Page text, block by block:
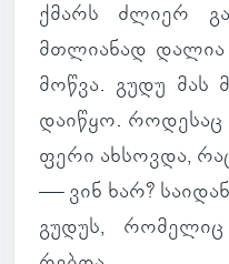
ქმარს ძლიერ
მთლი­ა­ნად დალია
მოწვა. გუდუ მას
და­ი­წყო. რო­დე­საც
ფერი ახ­სოვდა,
— ვინ ხარ?
გუდუს,